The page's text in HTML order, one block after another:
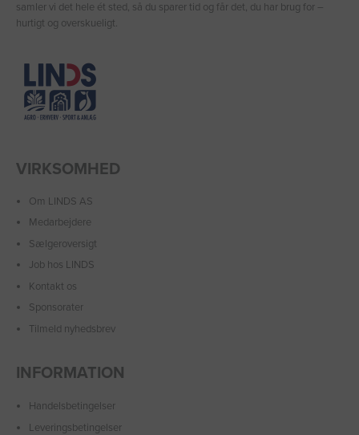
samler vi det hele ét sted, så du sparer tid og får det, du har brug for –
hurtigt og overskueligt.
VIRKSOMHED
Om LINDS AS
Medarbejdere
Sælgeroversigt
Job hos LINDS
Kontakt os
Sponsorater
Tilmeld nyhedsbrev
INFORMATION
Handelsbetingelser
Leveringsbetingelser